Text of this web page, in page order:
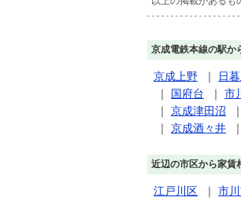
京成電鉄本線の駅か
京成上野 ｜ 日
｜ 国府台 ｜ 市
｜ 京成津田沼 ｜
｜ 京成酒々井 ｜
近辺の市区から家賃
江戸川区 ｜ 市